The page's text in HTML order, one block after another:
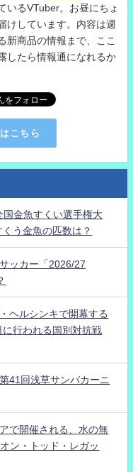
いるVTuber。お昼にちょ
けしています。内容は週
新商品の情報まで、ここ
したら情報通になれるか
こちら
国金魚すくい選手権大
う金魚の匹数は？
ッカー「2026/27
ヘルシンキで開幕する
に行われる国別対抗戦
41回浅草サンバカーニ
で開催される、水の無
ン・トッド・レガッ